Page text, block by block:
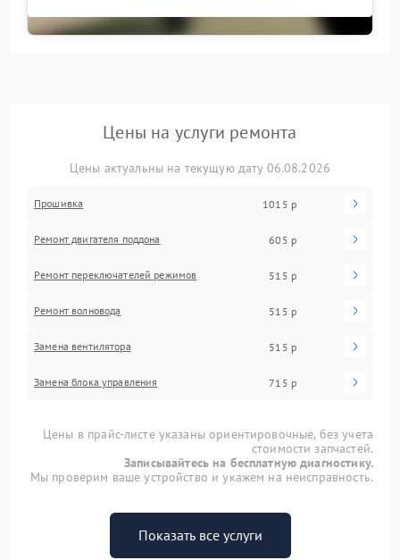
Цены на услуги ремонта
Цены актуальны на текущую дату 06.08.2026
Прошивка 1015 р
Ремонт двигателя поддона 605 р
Ремонт переключателей режимов 515 р
Ремонт волновода 515 р
Замена вентилятора 515 р
Замена блока управления 715 р
Цены в прайс-листе указаны ориентировочные, без учета
стоимости запчастей.
Записывайтесь на бесплатную диагностику.
Мы проверим ваше устройство и укажем на неисправность.
Показать все услуги